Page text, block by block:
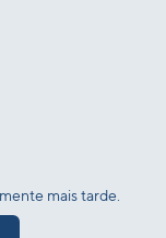
mais tarde.